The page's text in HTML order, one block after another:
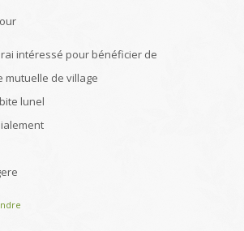
intéressé pour bénéficier de
mutuelle de village
lunel